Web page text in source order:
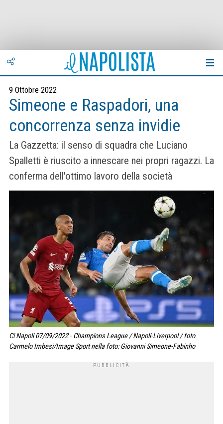
9 Ottobre 2022
Simeone e Raspadori, una
concorrenza senza invidie
La Gazzetta: il senso di squadra che Luciano
Spalletti è riuscito a innescare nei propri ragazzi. La
conferma dell'ottimo lavoro della società
Ci Napoli 07/09/2022 - Champions League / Napoli-Liverpool / foto
Carmelo Imbesi/Image Sport nella foto: Giovanni Simeone-Fabinho